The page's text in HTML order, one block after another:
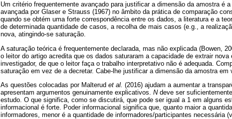
Um critério frequentemente avançado para justificar a dimensão da amostra é
avançada por Glaser e Strauss (1967) no âmbito da prática de comparação
quando se obtém uma forte correspondência entre os dados, a literatura e a
de determinada quantidade de casos, a recolha de mais casos (e.g., a
nova, atingindo-se saturação.
A saturação teórica é frequentemente declarada, mas não explicada (Bowen,
o leitor do artigo acredita que os dados saturaram a capacidade de extrair
investigador, de que o leitor faça o trabalho interpretativo não é adequada.
saturação em vez de a decretar. Cabe-lhe justificar a dimensão da amostra em
As questões colocadas por Malterud et al. (2016) ajudam a aumentar a
apresentam argumentos genuinamente explicativos. Ndeve ser
estudo. O que significa, como se discutirá, que pode ser igual a 1 em alguns
informacional é forte. Poder informacional significa que, quanto maior a
informadores, menor é a quantidade de informadores/participantes necessária